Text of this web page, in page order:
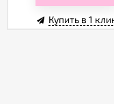
Купить в 1